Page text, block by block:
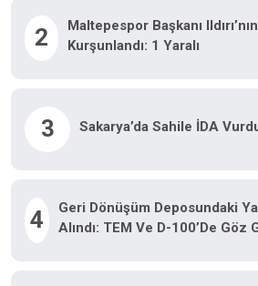
2
Maltepespor Başkanı
Kurşunlandı: 1 Yaralı
3 Sakarya’da Sahile İDA
4
Geri Dönüşüm Deposundaki
Alındı: TEM Ve D-100’de Göz